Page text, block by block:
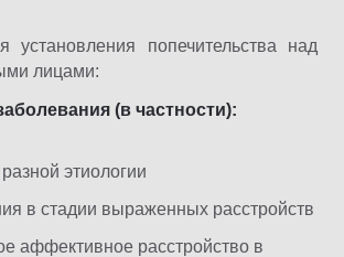
установления попечительства над
лицами:
(в частности):
этиологии
в стадии выраженных расстройств
аффективное расстройство в